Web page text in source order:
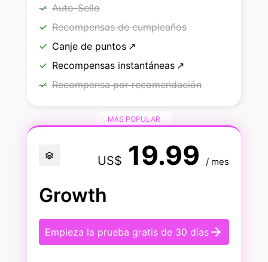
Auto-Sello
Recompensas de cumpleaños
Canje de puntos
Recompensas instantáneas
Recompensa por recomendación
MÁS POPULAR
stacks US$ 19.99/ mes
Growth
Empieza la prueba gratis de 30 díasarrow_forward